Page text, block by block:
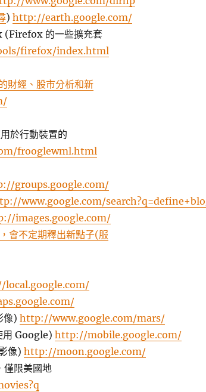
) http://earth.google.com/
的一些擴充套
firefox/index.html
財經、股市分析和新
於行動裝置的
frooglewml.html
groups.google.com/
www.google.com/
images.google.com/
會不定期釋出新點子(服
像) http://www.google.com/mars/
用 Google) http://mobile.google.com/
像) http://moon.google.com/
限美國地